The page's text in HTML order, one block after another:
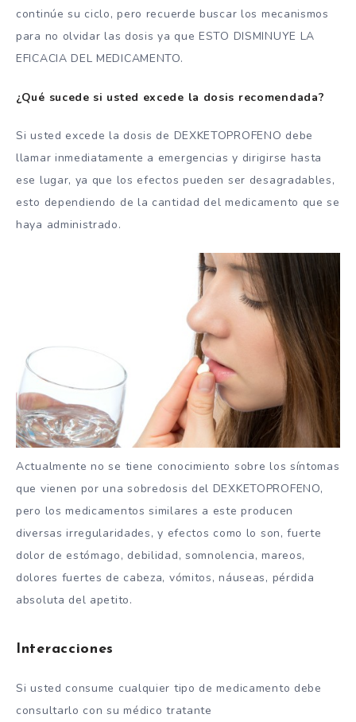
continúe su ciclo, pero recuerde buscar los mecanismos
para no olvidar las dosis ya que ESTO DISMINUYE LA
EFICACIA DEL MEDICAMENTO.
¿Qué sucede si usted excede la dosis recomendada?
Si usted excede la dosis de DEXKETOPROFENO debe
llamar inmediatamente a emergencias y dirigirse hasta
ese lugar, ya que los efectos pueden ser desagradables,
esto dependiendo de la cantidad del medicamento que se
haya administrado.
Actualmente no se tiene conocimiento sobre los síntomas
que vienen por una sobredosis del DEXKETOPROFENO,
pero los medicamentos similares a este producen
diversas irregularidades, y efectos como lo son, fuerte
dolor de estómago, debilidad, somnolencia, mareos,
dolores fuertes de cabeza, vómitos, náuseas, pérdida
absoluta del apetito.
Interacciones
Si usted consume cualquier tipo de medicamento debe
consultarlo con su médico tratante